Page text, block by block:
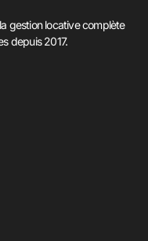
gestion locative complète
depuis 2017.